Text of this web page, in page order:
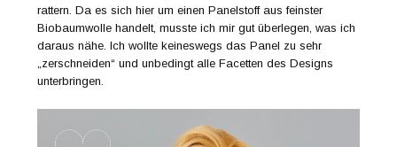
rattern. Da es sich hier um einen Panelstoff aus feinster
Biobaumwolle handelt, musste ich mir gut überlegen, was ich
daraus nähe. Ich wollte keineswegs das Panel zu sehr
„zerschneiden“ und unbedingt alle Facetten des Designs
unterbringen.